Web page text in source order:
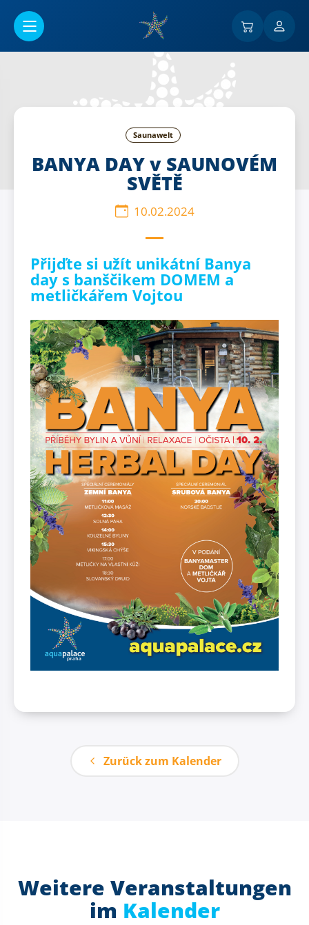
Saunawelt
BANYA DAY v SAUNOVÉM
SVĚTĚ
10.02.2024
Přijďte si užít unikátní Banya
day s banščikem DOMEM a
metličkářem Vojtou
Zurück zum Kalender
Weitere Veranstaltungen
im Kalender